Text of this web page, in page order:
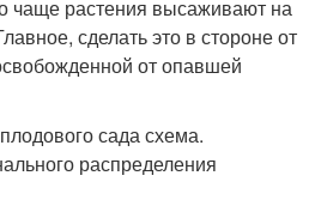
чаще растения высаживают на
сделать это в стороне от
от опавшей